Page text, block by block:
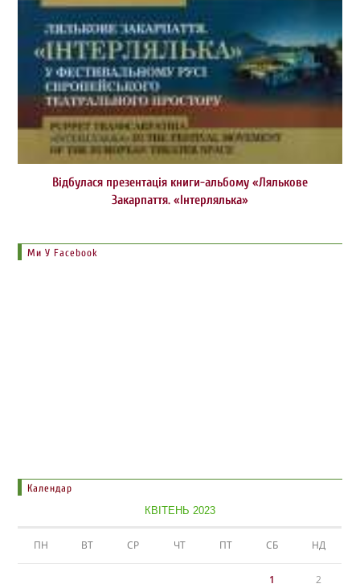
Відбулася презентація книги-альбому «Лялькове
Закарпаття. «Інтерлялька»
Ми У Facebook
Календар
КВІТЕНЬ 2023
ПН ВТ СР ЧТ ПТ СБ НД
1 2